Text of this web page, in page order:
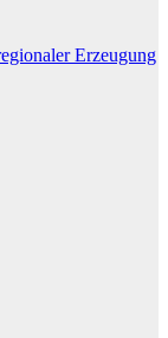
Erzeugung